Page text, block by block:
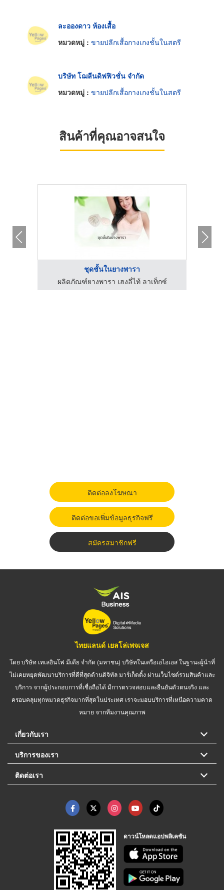
ละอองดาว ห้องเสื้อ
หมวดหมู่ : ขายปลีกเสื้อกางเกงชั้นในสตรี
บริษัท โฌลีนดิฟฟิวชั่น จำกัด
หมวดหมู่ : ขายปลีกเสื้อกางเกงชั้นในสตรี
สินค้าที่คุณอาจสนใจ
ชุดชั้นในยางพารา
ผลิตภัณฑ์ยางพารา เฮงลี่ไท้ ลาเท็กซ์
ติดต่อลงโฆษณา
ติดต่อขอเพิ่มข้อมูลธุรกิจฟรี
สมัครสมาชิกฟรี
ไทยแลนด์ เยลโล่เพจเจส
โดย บริษัท เทเลอินโฟ มีเดีย จำกัด (มหาชน) บริษัทในเครือเอไอเอส ในฐานะผู้นำที่
ไม่เคยหยุดพัฒนาบริการที่ดีที่สุดด้านดิจิทัล มาร์เก็ตติ้ง ผ่านเว็บไซต์รวมสินค้าและ
บริการ จากผู้ประกอบการที่เชื่อถือได้ มีการตรวจสอบและยืนยันตัวตนจริง และ
ครอบคลุมทุกหมวดธุรกิจมากที่สุดในประเทศ เราจะมอบบริการที่เหนือความคาด
หมาย จากทีมงานคุณภาพ
เกี่ยวกับเรา
บริการของเรา
ติดต่อเรา
ดาวน์โหลดแอปพลิเคชัน